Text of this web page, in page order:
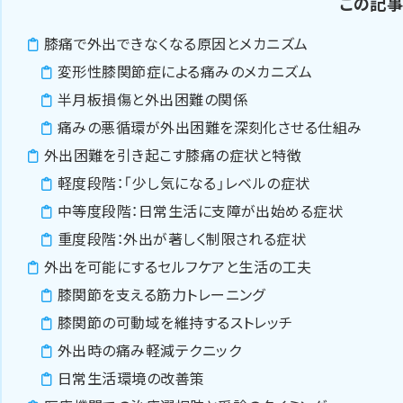
膝痛で外出できなくなる原因とメカニズム
変形性膝関節症による痛みのメカニズム
半月板損傷と外出困難の関係
痛みの悪循環が外出困難を深刻化させる仕組み
外出困難を引き起こす膝痛の症状と特徴
軽度段階：「少し気になる」レベルの症状
中等度段階：日常生活に支障が出始める症状
重度段階：外出が著しく制限される症状
外出を可能にするセルフケアと生活の工夫
膝関節を支える筋力トレーニング
膝関節の可動域を維持するストレッチ
外出時の痛み軽減テクニック
日常生活環境の改善策